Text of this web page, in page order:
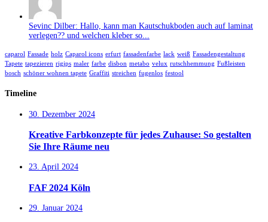
Sevinc Dilber: Hallo, kann man Kautschukboden auch auf laminat
verlegen?? und welchen kleber so...
caparol Fassade holz Caparol icons erfurt fassadenfarbe lack weiß Fassadengestaltung
Tapete tapezieren rigips maler farbe disbon metabo velux rutschhemmung Fußleisten
bosch schöner wohnen tapete Graffiti streichen fugenlos festool
Timeline
30. Dezember 2024
Kreative Farbkonzepte für jedes Zuhause: So gestalten
Sie Ihre Räume neu
23. April 2024
FAF 2024 Köln
29. Januar 2024